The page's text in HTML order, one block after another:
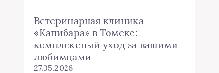
Ветеринарная клиника
«Капибара» в Томске:
комплексный уход за вашими
любимцами
27.05.2026